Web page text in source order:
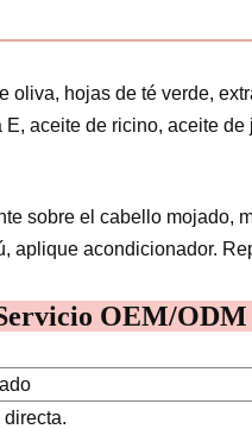
oliva, hojas de té verde,
aceite de ricino, aceite
sobre el cabello mojado,
aplique acondicionador.
OEM/